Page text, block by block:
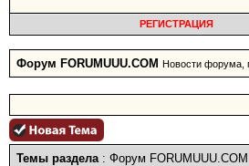
РЕГИСТРАЦИЯ
Форум FORUMUUU.COM Новости форума,
Темы раздела: Форум FORUMUUU.COM